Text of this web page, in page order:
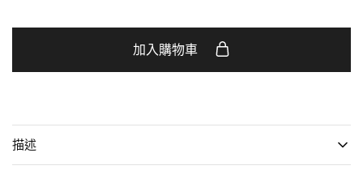
加入購物車
描述